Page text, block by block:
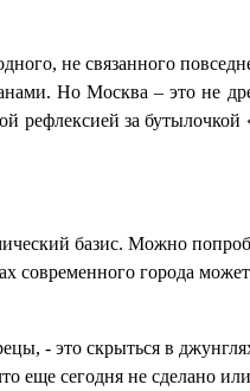
не связанного
Но Москва – это не
за бутылочкой
базис. Можно
современного города
- это скрыться в
еще сегодня не сделано